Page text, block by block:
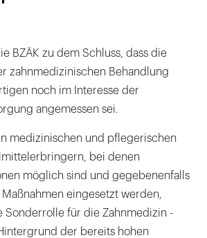
BZÄK zu dem Schluss, dass die
zahnmedizinischen Behandlung
noch im Interesse der
angemessen sei.
medizinischen und pflegerischen
bei denen
möglich sind und gegebenenfalls
eingesetzt werden,
Sonderrolle für die Zahnmedizin -
der bereits hohen